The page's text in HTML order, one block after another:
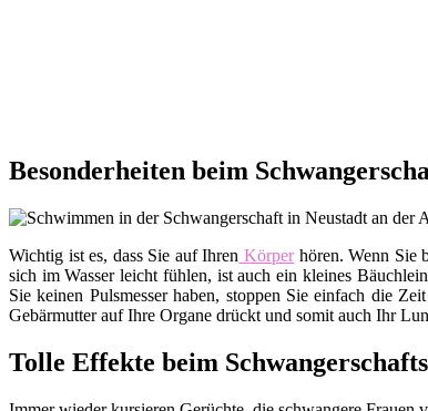
Besonderheiten beim
Wichtig ist es, dass Sie auf Ihren Körperhören. Wenn Sie
sich im Wasser leicht fühlen, ist auch ein kleines
Sie keinen Pulsmesser haben, stoppen Sie einfach die
Gebärmutter auf Ihre Organe drückt und somit auch Ihr
Tolle Effekte beim